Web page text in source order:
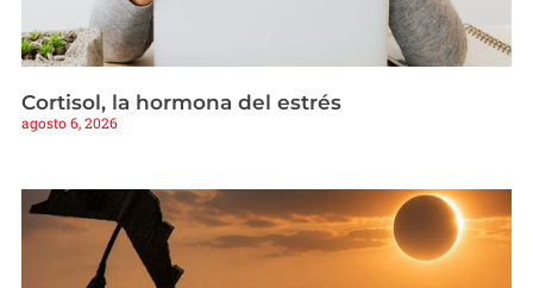
Cortisol, la hormona del estrés
agosto 6, 2026